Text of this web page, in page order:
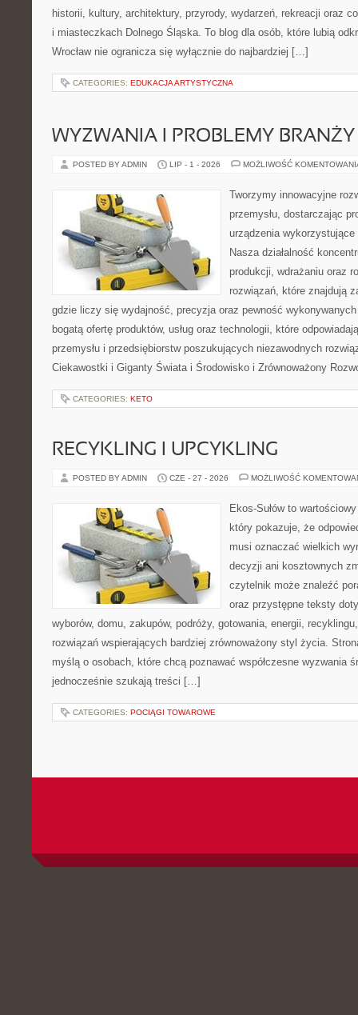
historii, kultury, architektury, przyrody, wydarzeń, rekreacji oraz
i miasteczkach Dolnego Śląska. To blog dla osób, które lubią
Wrocław nie ogranicza się wyłącznie do najbardziej […]
CATEGORIES: EDUKACJA ARTYSTYCZNA
WYZWANIA I PROBLEMY BRANŻY
POSTED BY ADMIN LIP - 1 - 2026 MOŻLIWOŚĆ
Tworzymy innowacyjne
przemysłu, dostarczając
urządzenia
Nasza działalność
produkcji, wdrażaniu oraz
rozwiązań, które znajdują
gdzie liczy się wydajność, precyzja oraz pewność
bogatą ofertę produktów, usług oraz technologii, które
przemysłu i przedsiębiorstw poszukujących niezawodnych
Ciekawostki i Giganty Świata i Środowisko i Zrównoważony
CATEGORIES: KETO
RECYKLING I UPCYKLING
POSTED BY ADMIN CZE - 27 - 2026 MOŻLIWOŚĆ
Ekos-Sułów to
który pokazuje, że
musi oznaczać wielkich
decyzji ani kosztownych
czytelnik może znaleźć
oraz przystępne teksty
wyborów, domu, zakupów, podróży, gotowania, energii,
rozwiązań wspierających bardziej zrównoważony styl życia.
myślą o osobach, które chcą poznawać współczesne wyzwania
jednocześnie szukają treści […]
CATEGORIES: POCIĄGI TOWAROWE